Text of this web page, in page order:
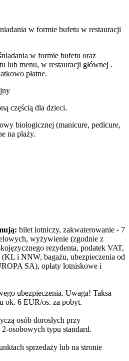
w formie bufetu w restauracji
w formie bufetu oraz
lub menu, w restauracji głównej .
płatne.
częścią dla dzieci.
biologicznej (manicure, pedicure,
na plaży.
bilet lotniczy, zakwaterowanie - 7
wyżywienie (zgodnie z
rezydenta, podatek VAT,
i NNW, bagażu, ubezpieczenia od
SA), opłaty lotniskowe i
ubezpieczenia. Uwaga! Taksa
ok. 6 EUR/os. za pobyt.
osób dorosłych przy
osobowych typu standard.
sprzedaży lub na stronie